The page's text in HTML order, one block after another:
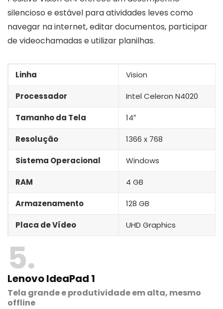
silencioso e estável para atividades leves como
navegar na internet, editar documentos, participar
de videochamadas e utilizar planilhas.
Linha Vision
Processador Intel Celeron N4020
Tamanho da Tela 14″
Resolução 1366 x 768
Sistema Operacional Windows
RAM 4 GB
Armazenamento 128 GB
Placa de Vídeo UHD Graphics
5
Lenovo IdeaPad 1
Tela grande e produtividade em alta, mesmo
offline